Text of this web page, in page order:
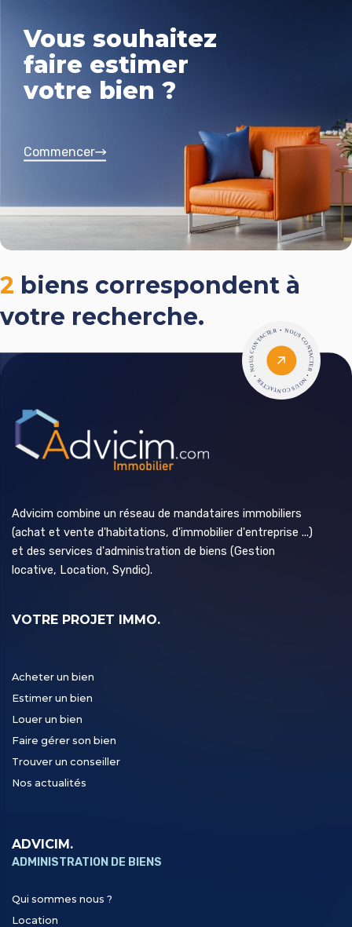
Vous souhaitez
faire estimer
votre bien ?
Commencer
2 biens correspondent à
votre recherche.
Advicim combine un réseau de mandataires immobiliers
(achat et vente d'habitations, d'immobilier d'entreprise ...)
et des services d'administration de biens (Gestion
locative, Location, Syndic).
VOTRE PROJET IMMO.
Acheter un bien
Estimer un bien
Louer un bien
Faire gérer son bien
Trouver un conseiller
Nos actualités
ADVICIM.
ADMINISTRATION DE BIENS
Qui sommes nous ?
Location